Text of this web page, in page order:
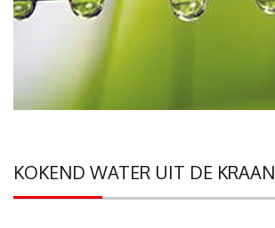
KOKEND WATER UIT DE KRAAN